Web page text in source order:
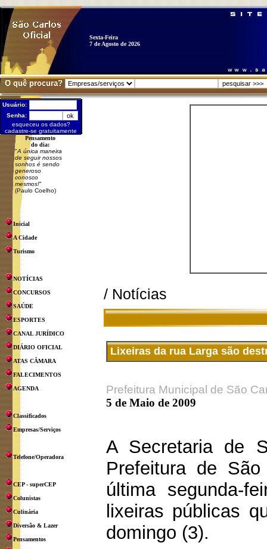
Sexta-Feira
7 de Agosto de 2026
O quê procura?
Usuário:
Senha:
esqueceu os dados?
cadastre-se gratuitamente
Pensamento
do dia:
"A única maneira
de seguir nossos
sonhos é sendo
generoso
conosco
mesmos!"
(Paulo Coelho)
Inicial
A Cidade
Turismo
NOTÍCIAS
CONCURSOS
SAÚDE
ESPORTES
CANAL JURÍDICO
DIÁRIO OFICIAL
ATAS CÂMARA
FALECIMENTOS
AGENDA
Classificados
Empresas/Serviços
Telefone/Operadora
CEP - superCEP
Colunistas
Culinária
Diversão & Lazer
Pensamentos
/ Notícias
Lixeiras da rua Larga são
Prefeitura Municipal de São
5 de Maio de 2009
A Secretaria de
Prefeitura de
última segunda-
lixeiras públicas
domingo (3).